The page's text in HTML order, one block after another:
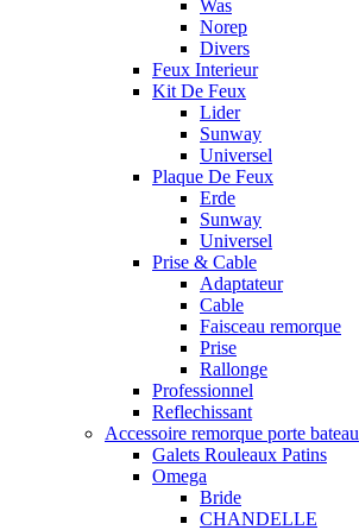
Was
Norep
Divers
Feux Interieur
Kit De Feux
Lider
Sunway
Universel
Plaque De Feux
Erde
Sunway
Universel
Prise & Cable
Adaptateur
Cable
Faisceau remorque
Prise
Rallonge
Professionnel
Reflechissant
Accessoire remorque porte bateau
Galets Rouleaux Patins
Omega
Bride
CHANDELLE